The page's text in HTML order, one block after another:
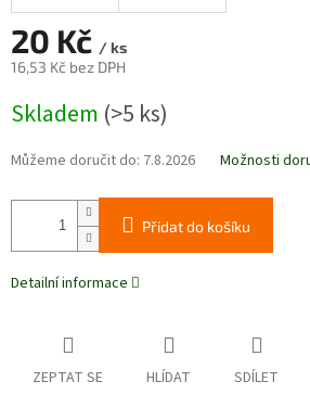
20 Kč / ks
16,53 Kč bez DPH
cena:
Skladem (>5 ks)
Můžeme doručit do: 7.8.2026 Možnosti
Přidat do košíku
Detailní informace
ZEPTAT SE HLÍDAT SDÍLET